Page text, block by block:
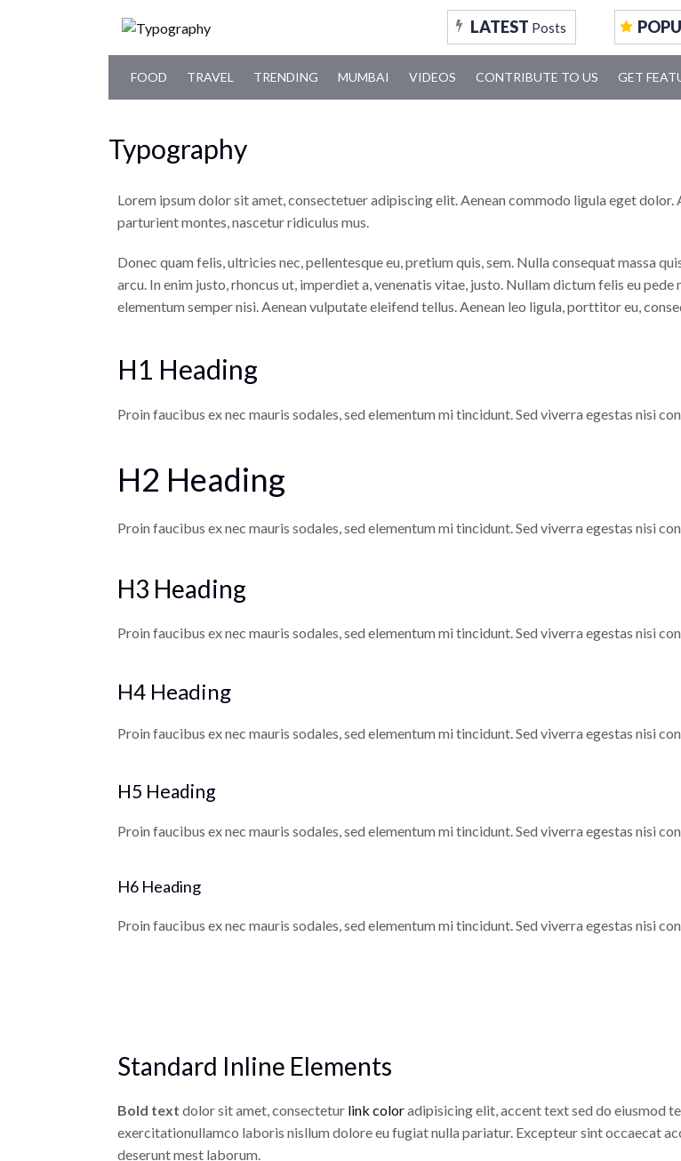
LATEST Posts
FOOD TRAVEL TRENDING MUMBAI VIDEOS CONTRIBUTE TO US GET
Typography
Lorem ipsum dolor sit amet, consectetuer adipiscing elit. Aenean commodo ligula eget dolor.
parturient montes, nascetur ridiculus mus.
Donec quam felis, ultricies nec, pellentesque eu, pretium quis, sem. Nulla consequat massa
arcu. In enim justo, rhoncus ut, imperdiet a, venenatis vitae, justo. Nullam dictum felis eu
elementum semper nisi. Aenean vulputate eleifend tellus. Aenean leo ligula, porttitor eu,
H1 Heading
Proin faucibus ex nec mauris sodales, sed elementum mi tincidunt. Sed viverra egestas nisi
H2 Heading
Proin faucibus ex nec mauris sodales, sed elementum mi tincidunt. Sed viverra egestas nisi
H3 Heading
Proin faucibus ex nec mauris sodales, sed elementum mi tincidunt. Sed viverra egestas nisi
H4 Heading
Proin faucibus ex nec mauris sodales, sed elementum mi tincidunt. Sed viverra egestas nisi
H5 Heading
Proin faucibus ex nec mauris sodales, sed elementum mi tincidunt. Sed viverra egestas nisi
H6 Heading
Proin faucibus ex nec mauris sodales, sed elementum mi tincidunt. Sed viverra egestas nisi
Standard Inline Elements
Bold text dolor sit amet, consectetur link coloradipisicing elit,accent textsed do eiusmod
exercitationullamco laboris nisllum dolore eu fugiat nulla pariatur. Excepteur sint occaecat
deserunt mest laborum.